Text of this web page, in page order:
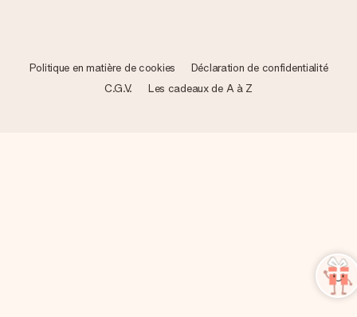
Politique en matière de cookies
Déclaration de confidentialité
C.G.V.
Les cadeaux de A à Z